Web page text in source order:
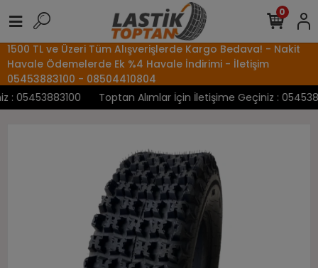
1500 TL ve Üzeri Tüm Alışverişlerde Kargo Bedava! - Nakit
Havale Ödemelerde Ek %4 Havale İndirimi - İletişim
05453883100 - 08504410804
Toptan Alımlar İçin İletişime Geçiniz :
0